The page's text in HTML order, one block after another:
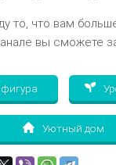
то, что вам
вы сможете
Уютный дом